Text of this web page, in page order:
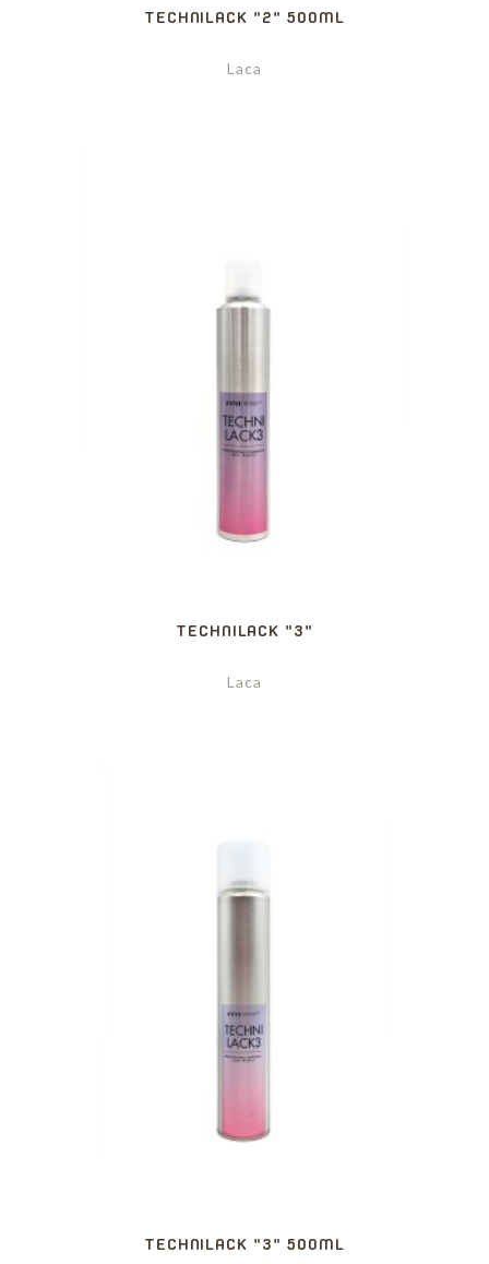
TECHNILACK "2" 500ML
Laca
TECHNILACK "3"
Laca
TECHNILACK "3" 500ML